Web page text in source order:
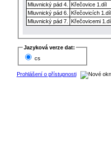
Mluvnický pád 4.
Křečovice 1.díl
Mluvnický pád 6.
Křečovicích 1.díl
Mluvnický pád 7.
Křečovicemi 1.díl
Jazyková verze dat:
cs
Prohlášení o přístupnosti